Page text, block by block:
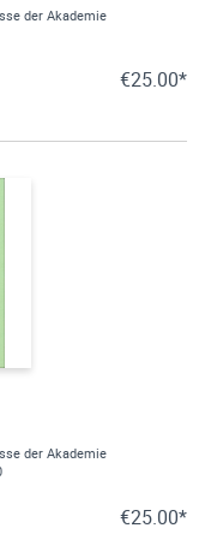
der Akademie
€25.00*
der Akademie
€25.00*